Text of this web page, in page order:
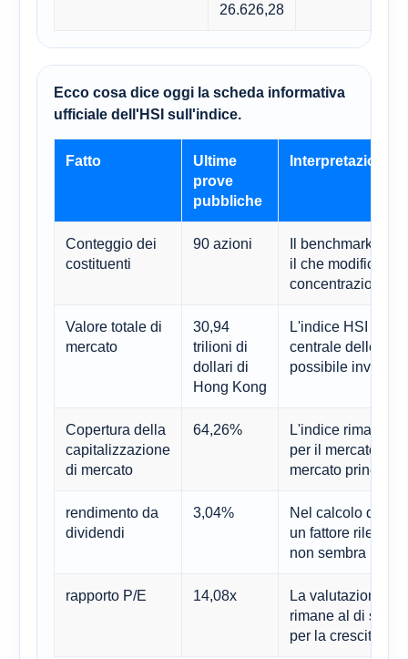
26.626,28
Ecco cosa dice oggi la scheda informativa
ufficiale dell'HSI sull'indice.
Fatto
Ultime
prove
pubbliche
Interpretazione
Conteggio dei
costituenti
90 azioni
Il benchmark è
il che modifica
concentrazione
Valore totale di
mercato
30,94
trilioni di
dollari di
Hong Kong
L'indice HSI
centrale delle
possibile
Copertura della
capitalizzazione
di mercato
64,26%
L'indice rimane il
per il mercato a
mercato
rendimento da
dividendi
3,04%
Nel calcolo del
un fattore
non sembra
rapporto P/E 14,08x
La valutazione
rimane al di sotto
per la crescita